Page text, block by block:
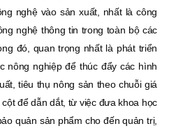
nghệ vào sản xuất, nhất là công
nghệ thông tin trong toàn bộ các
đó, quan trọng nhất là phát triển
nông nghiệp để thúc đẩy các hình
tiêu thụ nông sản theo chuỗi giá
để dẫn dắt, từ việc đưa khoa học
quản sản phẩm cho đến quản trị,